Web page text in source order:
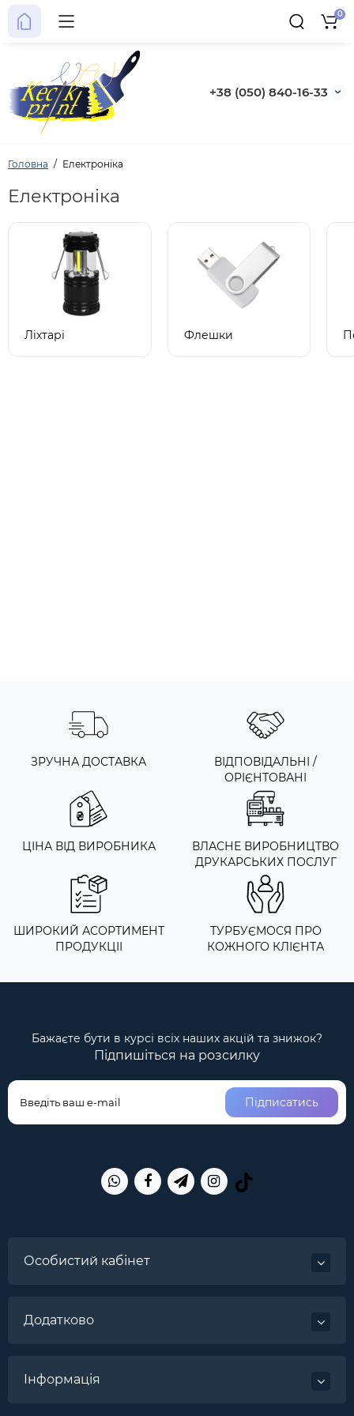
+38 (050) 840-16-33
0
Головна Електроніка
Електроніка
Ліхтарі Флешки
ЗРУЧНА ДОСТАВКА
ВІДПОВІДАЛЬНІ /
ОРІЄНТОВАНІ
ЦІНА ВІД ВИРОБНИКА
ВЛАСНЕ ВИРОБНИЦТВО
ДРУКАРСЬКИХ ПОСЛУГ
ШИРОКИЙ АСОРТИМЕНТ
ПРОДУКЦІІ
ТУРБУЄМОСЯ ПРО
КОЖНОГО КЛІЄНТА
Бажаєте бути в курсі всіх наших акцій та знижок?
Підпишіться на розсилку
Підписатись
Особистий кабінет
Додатково
Інформація